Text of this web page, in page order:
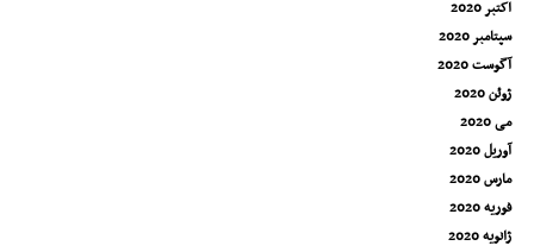
اکتبر 2020
سپتامبر 2020
آگوست 2020
ژوئن 2020
می 2020
آوریل 2020
مارس 2020
فوریه 2020
ژانویه 2020